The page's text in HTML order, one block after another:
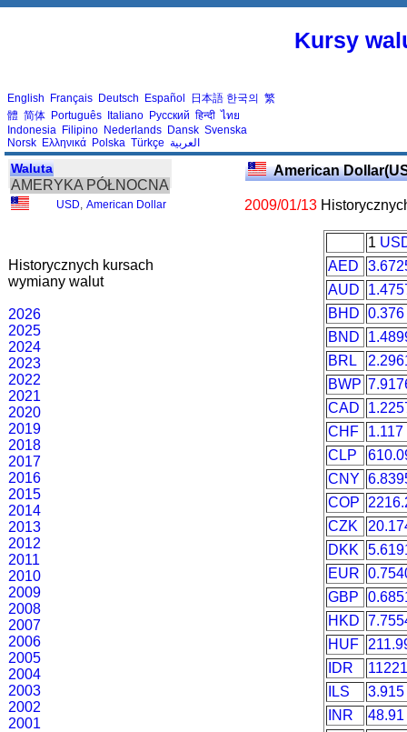
Kursy
English Français Deutsch Español 日本語 한국의 繁
體 简体 Português Italiano Русский हिन्दी ไทย
Indonesia Filipino Nederlands Dansk Svenska
Norsk Ελληνικά Polska Türkçe العربية
Waluta
AMERYKA PÓŁNOCNA
USD American Dollar
Historycznych kursach
wymiany walut
2026
2025
2024
2023
2022
2021
2020
2019
2018
2017
2016
2015
2014
2013
2012
2011
2010
2009
2008
2007
2006
2005
2004
2003
2002
2001
American
2009/01/13
1
AED
AUD
BHD 0.376
BND
BRL
BWP
CAD
CHF
1.117
CLP
CNY
COP
CZK
DKK
EUR
GBP
HKD
HUF
IDR
11221
ILS
3.915
INR
48.91